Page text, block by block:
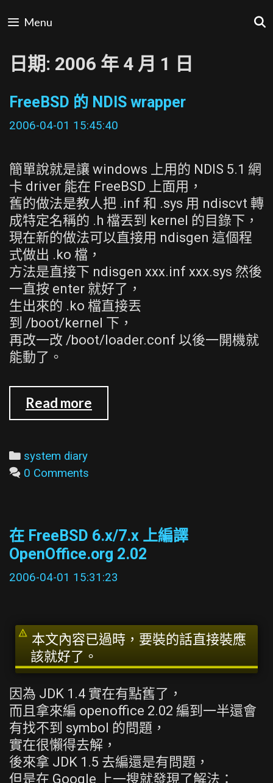
to
Menu
日期: 2006 年 4 月 1 日
FreeBSD 的 NDIS wrapper
2006-04-01 15:45:40
簡單說就是讓 windows 上用的 NDIS 5.1 網
卡 driver 能在 FreeBSD 上面用，
舊的做法是教人把 .inf 和 .sys 用 ndiscvt 轉
成特定名稱的 .h 檔丟到 kernel 的目錄下，
現在新的做法可以直接用 ndisgen 這個程
式做出 .ko 檔，
方法是直接下 ndisgen xxx.inf xxx.sys 然後
一直按 enter 就好了，
生出來的 .ko 檔直接丟
到 /boot/kernel 下，
再改一改 /boot/loader.conf 以後一開機就
能動了。
Read more
的
Categories
system diary
0 Comments
在 FreeBSD 6.x/7.x 上編譯
OpenOffice.org 2.02
2006-04-01 15:31:23
本文內容已過時，要裝的話直接裝應
該就好了。
因為 JDK 1.4 實在有點舊了，
而且拿來編 openoffice 2.02 編到一半還會
有找不到 symbol 的問題，
實在很懶得去解，
後來拿 JDK 1.5 去編還是有問題，
但是在 Google 上一搜就發現了解法：